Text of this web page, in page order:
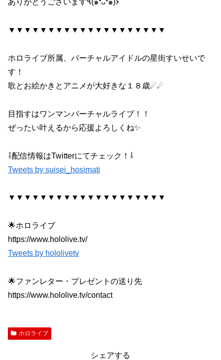
ありがとうございます٩(๑❛ᴗ❛๑)۶
▼▼▼▼▼▼▼▼▼▼▼▼▼▼▼▼▼▼▼▼
ホロライブ所属、バーチャルアイドルの星街すいせいで
す！
歌とお絵かきとアニメが大好きな１８歳☄☄
目指すはワンマンバーチャルライブ！！
ぜったい叶えるから応援よろしくね✨
⇩配信情報はTwitterにてチェック！⇩
Tweets by suisei_hosimati
▼▼▼▼▼▼▼▼▼▼▼▼▼▼▼▼▼▼▼▼
🌟ホロライブ
https://www.hololive.tv/
Tweets by hololivetv
🌟ファンレター・プレゼントの送り先
https://www.hololive.tv/contact
ホロライブ
シェアする